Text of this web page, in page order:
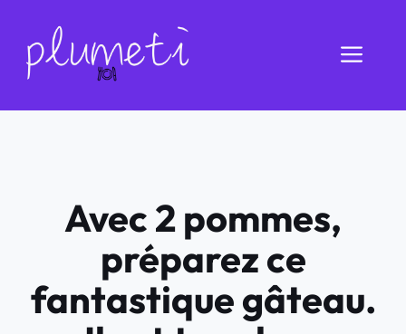
contenu
Avec 2 pommes,
préparez ce
fantastique gâteau.